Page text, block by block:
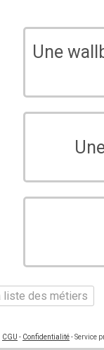
Une
liste des métiers
CGU - Confidentialité- Service